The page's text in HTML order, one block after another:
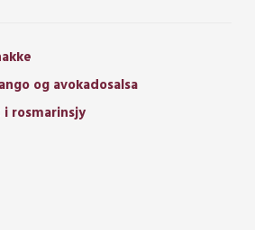
og avokadosalsa
rosmarinsjy